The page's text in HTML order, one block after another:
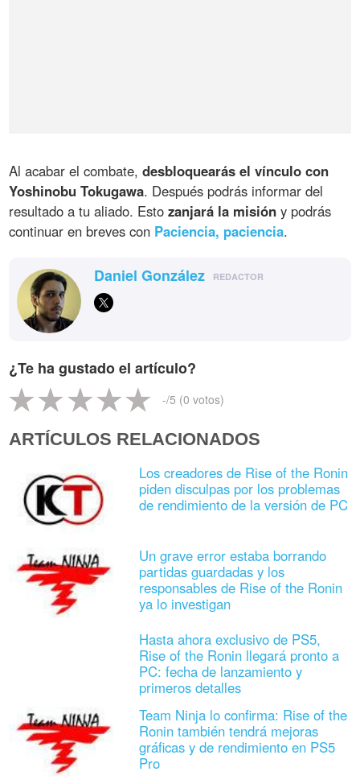
Al acabar el combate,desbloquearás el vínculo con
Yoshinobu Tokugawa. Después podrás informar del
resultado a tu aliado. Estozanjará la misión y podrás
continuar en breves con Paciencia, paciencia.
Daniel González REDACTOR
¿Te ha gustado el artículo?
-/5 (0 votos)
ARTÍCULOS RELACIONADOS
Los creadores de Rise of the Ronin
piden disculpas por los problemas
de rendimiento de la versión de PC
Un grave error estaba borrando
partidas guardadas y los
responsables de Rise of the Ronin
ya lo investigan
Hasta ahora exclusivo de PS5,
Rise of the Ronin llegará pronto a
PC: fecha de lanzamiento y
primeros detalles
Team Ninja lo confirma: Rise of the
Ronin también tendrá mejoras
gráficas y de rendimiento en PS5
Pro